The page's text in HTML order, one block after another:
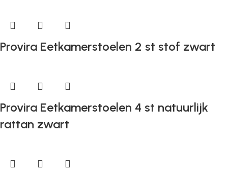
Provira Eetkamerstoelen 2 st stof zwart
Provira Eetkamerstoelen 4 st natuurlijk
rattan zwart